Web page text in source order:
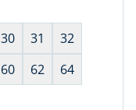
30 31
32
60 62
64